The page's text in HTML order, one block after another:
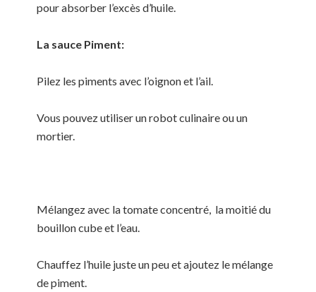
pour absorber l’excès d’huile.
La sauce Piment:
Pilez les piments avec l’oignon et l’ail.
Vous pouvez utiliser un robot culinaire ou un
mortier.
Mélangez avec la tomate concentré, la moitié du
bouillon cube et l’eau.
Chauffez l’huile juste un peu et ajoutez le mélange
de piment.